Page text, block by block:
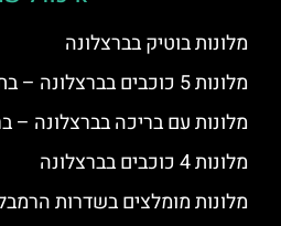
מלונות בוטיק בברצלונה
מלונות 5 כוכבים בברצלונה – בתי מלון יוקרתיים
מלונות עם בריכה בברצלונה –
מלונות 4 כוכבים בברצלונה
מלונות מומלצים בשדרות